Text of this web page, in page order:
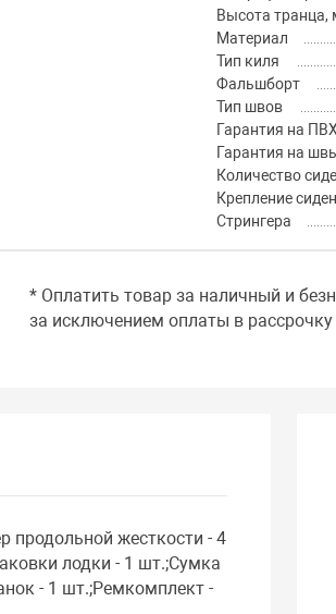
Высота транца,
Материал
Тип киля
Фальшборт
Тип швов
Гарантия на
Гарантия на
Количество
Крепление
Стрингера
* Оплатить товар за наличный и
за исключением оплаты в рассрочку
продольной жесткости - 4
лодки - 1 шт.;Сумка
- 1 шт.;Ремкомплект -